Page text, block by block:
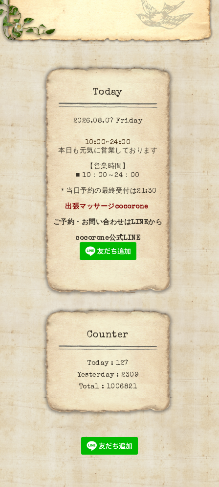
Today
2026.08.07 Friday
10:00~24:00
本日も元気に営業しております
【営業時間】
■ 10：00～24：00
＊当日予約の最終受付は21:30
出張マッサージcocorone
ご予約・お問い合わせはLINEから
cocorone公式LINE
Counter
Today : 127
Yesterday : 2309
Total : 1006821